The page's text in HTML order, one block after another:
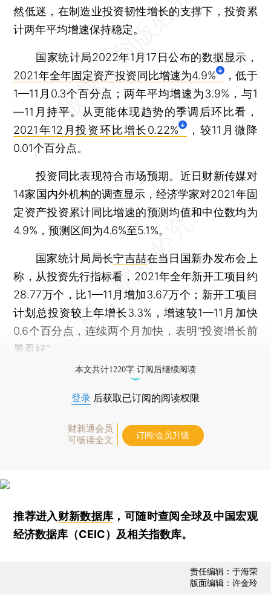
然低迷，在制造业投资韧性增长的支撑下，投资累
计两年平均增速保持稳定。
国家统计局2022年1月17日公布的数据显示，
2021年全年固定资产投资同比增速为4.9%
，低于
1—11月0.3个百分点；两年平均增速为3.9%，与1
—11月持平。从更能体现趋势的季调后环比看，
2021年12月投资环比增长0.22%
，较11月微降
0.01个百分点。
投资同比表现符合市场预期。近日财新传媒对
14家国内外机构的调查显示，经济学家对2021年固
定资产投资累计同比增速的预测均值和中位数均为
4.9%，预测区间为4.6%至5.1%。
国家统计局局长宁吉喆在当日国新办发布会上
称，从投资先行指标看，2021年全年新开工项目约
28.77万个，比1—11月增加3.67万个；新开工项目
计划总投资较上年增长3.3%，增速较1—11月加快
0.6个百分点，连续两个月加快，表明“投资增长前
景看好”。
本文共计1220字 订阅后继续阅读
登录 后获取已订阅的阅读权限
财新通会员
可畅读全文
订阅/会员升级
推荐进入财新数据库 ，可随时查阅全球及中国宏观
经济数据库（CEIC）及相关指数库。
责任编辑：于海荣
版面编辑：许金玲